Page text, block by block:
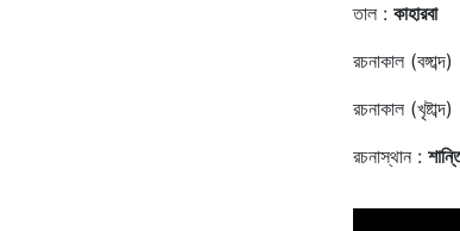
তাল : কাহারবা
রচনাকাল
রচনাকাল
রচনাস্থান :